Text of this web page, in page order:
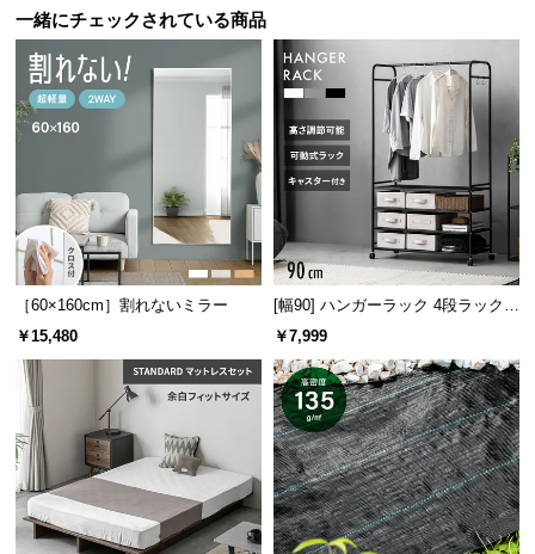
て
会
員
規
つ
い
て
ポ
ー
ト
一緒にチェックされている商品
［60×160cm］割れないミラー
￥15,480
[幅90] ハンガーラック 4段ラック収
納 キャスター付き
￥7,999